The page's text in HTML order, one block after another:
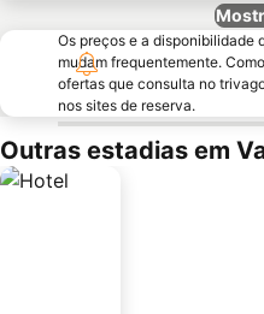
Os preços e a disponibilidade
mudam frequentemente.
ofertas que consulta no
nos sites de reserva.
Outras estadias em